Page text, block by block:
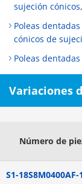
sujeción
Poleas
cónicos de
Poleas
Variaciones
Número de
S1-18S8M0400AF-